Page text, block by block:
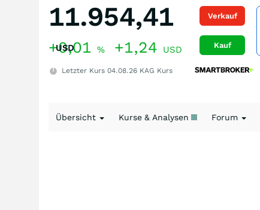
11.954,41
USD
+0,01 % +1,24 USD
Letzter Kurs 04.08.26 KAG Kurs
Verkauf
Kauf
Übersicht Kurse & Analysen Forum